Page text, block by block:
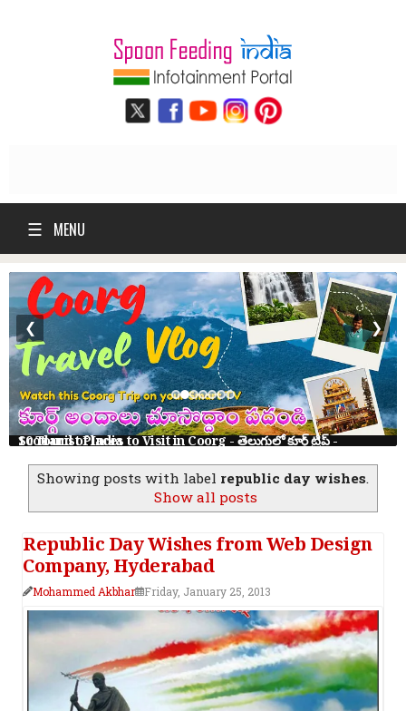
☰ MENU
10 Tourist Places to Visit in Coorg - తెలుగులో కూర్గ్ ట్రిప్ - Scotland of India
❮ ❯
Showing posts with label republic day wishes.
Show all posts
Republic Day Wishes from Web Design
Company, Hyderabad
Mohammed Akbhar Friday, January 25, 2013